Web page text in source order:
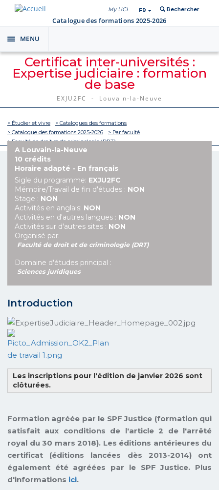
My UCL FR Rechercher
Catalogue des formations 2025-2026
Toggle
navigation
MENU
Certificat inter-universités :
Expertise judiciaire : formation
de base
EXJU2FC - Louvain-la-Neuve
> Étudier et vivre
> Catalogues des formations
> Catalogue des formations 2025-2026
> Par faculté
> Faculté de droit et de criminologie (DRT)
A Louvain-la-Neuve
10 crédits
Horaire adapté - En français
Sigle du programme: EXJU2FC
Mémoire/Travail de fin d'études : NON
Stage : NON
Activités en anglais: NON
Activités en d'autres langues : NON
Activités sur d'autres sites : NON
Organisé par:
Faculté de droit et de criminologie (DRT)
Domaine d'études principal :
Sciences juridiques
Introduction
Les inscriptions pour l'édition de janvier 2026 sont
clôturées.
Formation agréée par le SPF Justice (formation qui
satisfait aux conditions de l'article 2 de l'arrêté
royal du 30 mars 2018). Les éditions antérieures du
certificat (éditions lancées dès 2013-2014) ont
également été agréées par le SPF Justice. Plus
d'informations ici.